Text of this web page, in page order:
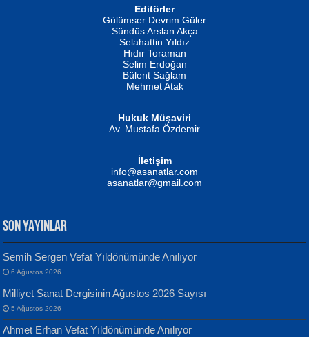
İSMAİL OKUTAN
Erkeklerin Kahrolması Ne Demektir
MUSTAFA KELOĞLU
Yarına İz Bırakmak...
Evvel Zaman Tanrıçası...
Yılmaz Ekinci
Geceye Söylenen...
Editörler
Gülümser Devrim Güler
Sündüs Arslan Akça
Selahattin Yıldız
Hıdır Toraman
Selim Erdoğan
Bülent Sağlam
Mehmet Atak
Hukuk Müşaviri
Av. Mustafa Özdemir
İletişim
info@asanatlar.com
asanatlar@gmail.com
SON YAYINLAR
Semih Sergen Vefat Yıldönümünde Anılıyor
6 Ağustos 2026
Milliyet Sanat Dergisinin Ağustos 2026 Sayısı
5 Ağustos 2026
Ahmet Erhan Vefat Yıldönümünde Anılıyor